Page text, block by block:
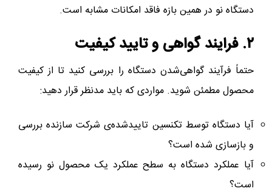
دستگاه نو در همین بازه فاقد امکانات مشابه است.
۲. فرایند گواهی و تایید کیفیت
حتماً فرآیند گواهی‌شدن دستگاه را بررسی کنید تا از کیفیت
محصول مطمئن شوید. مواردی که باید مدنظر قرار دهید:
آیا دستگاه توسط تکنسین تاییدشده‌ی شرکت سازنده بررسی
و بازسازی شده است؟
آیا عملکرد دستگاه به سطح عملکرد یک محصول نو رسیده
است؟